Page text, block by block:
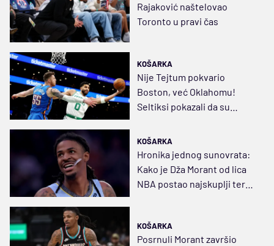
Rajaković naštelovao
Toronto u pravi čas
KOŠARKA
Nije Tejtum pokvario
Boston, već Oklahomu!
Seltiksi pokazali da su
KOŠARKA
Hronika jednog sunovrata:
Kako je Dža Morant od lica
NBA postao najskuplji teret
KOŠARKA
Posrnuli Morant završio